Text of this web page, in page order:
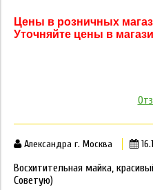
Цены в розничных
Уточняйте цены в
Александра г. Москва
Восхитительная майка,
Советую)